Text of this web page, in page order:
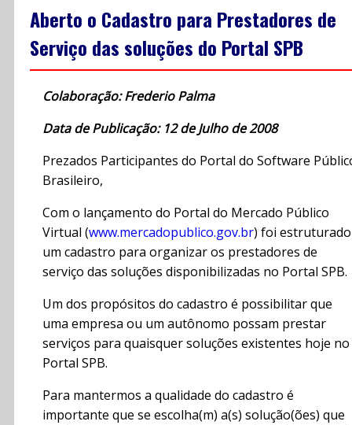
Aberto o Cadastro para Prestadores de
Serviço das soluções do Portal SPB
Colaboração: Frederio Palma
Data de Publicação: 12 de Julho de 2008
Prezados Participantes do Portal do Software
Brasileiro,
Com o lançamento do Portal do Mercado Público
Virtual (www.mercadopublico.gov.br) foi estruturado
um cadastro para organizar os prestadores de
serviço das soluções disponibilizadas no Portal SPB.
Um dos propósitos do cadastro é possibilitar que
uma empresa ou um autônomo possam prestar
serviços para quaisquer soluções existentes hoje no
Portal SPB.
Para mantermos a qualidade do cadastro é
importante que se escolha(m) a(s) solução(ões) que